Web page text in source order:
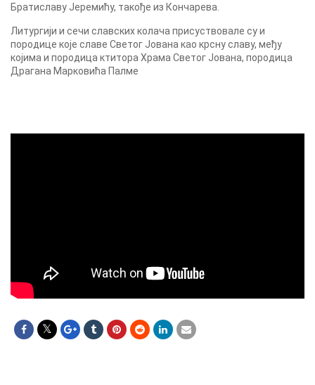
Братиславу Јеремићу, такође из Кончарева.
Литургији и сечи славских колача присуствовале су и
породице које славе Светог Јована као крсну славу, међу
којима и породица ктитора Храма Светог Јована, породица
Драгана Марковића Палме